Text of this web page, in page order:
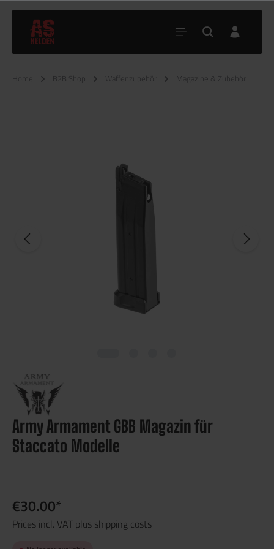
Home B2B Shop Waffenzubehör Magazine & Zubehör
Army Armament GBB Magazin für
Staccato Modelle
€30.00*
Prices incl. VAT plus shipping costs